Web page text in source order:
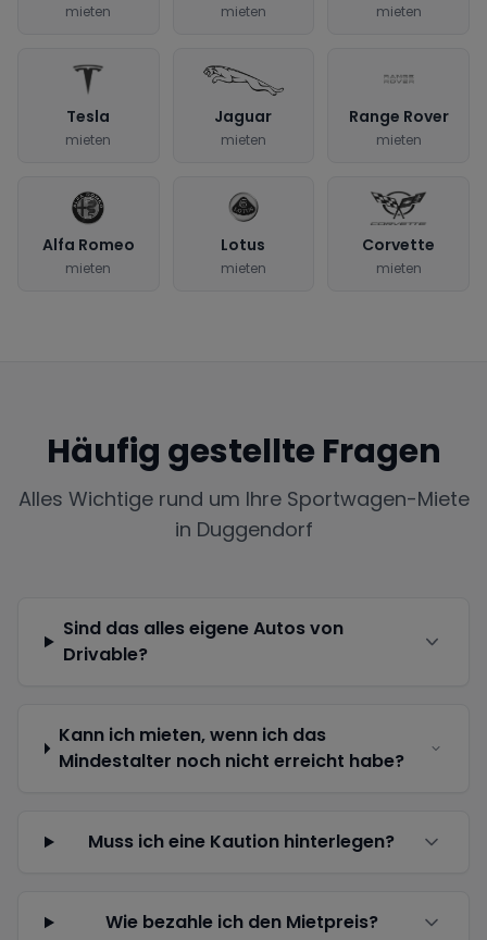
mieten mieten mieten
Tesla
mieten
Jaguar
mieten
Range Rover
mieten
Alfa Romeo
mieten
Lotus
mieten
Corvette
mieten
Häufig gestellte Fragen
Alles Wichtige rund um Ihre Sportwagen-Miete
in Duggendorf
Sind das alles eigene Autos von
Drivable?
Kann ich mieten, wenn ich das
Mindestalter noch nicht erreicht habe?
Muss ich eine Kaution hinterlegen?
Wie bezahle ich den Mietpreis?